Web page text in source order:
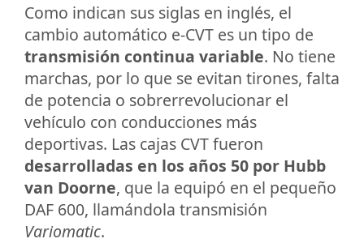
Como indican sus siglas en inglés, el
cambio automático e-CVT es un tipo de
transmisión continua variable. No tiene
marchas, por lo que se evitan tirones, falta
de potencia o sobrerrevolucionar el
vehículo con conducciones más
deportivas. Las cajas CVT fueron
desarrolladas en los años 50 por Hubb
van Doorne, que la equipó en el pequeño
DAF 600, llamándola transmisión
Variomatic.